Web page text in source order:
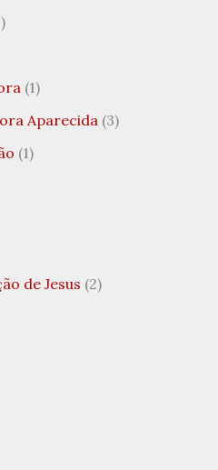
(1)
Aparecida(3)
(1)
de Jesus (2)